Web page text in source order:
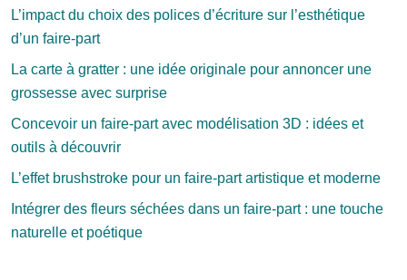
L’impact du choix des polices d’écriture sur l’esthétique
d’un faire-part
La carte à gratter : une idée originale pour annoncer une
grossesse avec surprise
Concevoir un faire-part avec modélisation 3D : idées et
outils à découvrir
L’effet brushstroke pour un faire-part artistique et moderne
Intégrer des fleurs séchées dans un faire-part : une touche
naturelle et poétique